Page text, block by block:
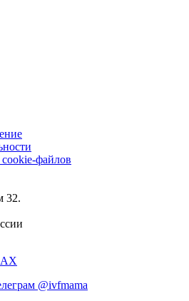
файлов
32.
@ivfmama